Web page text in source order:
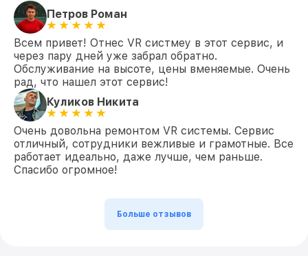
Петров Роман
Всем привет! Отнес VR систмеу в этот сервис, и
через пару дней уже забрал обратно.
Обслуживание на высоте, цены вменяемые. Очень
рад, что нашел этот сервис!
Куликов Никита
Очень довольна ремонтом VR системы. Сервис
отличный, сотрудники вежливые и грамотные. Все
работает идеально, даже лучше, чем раньше.
Спасибо огромное!
Больше отзывов